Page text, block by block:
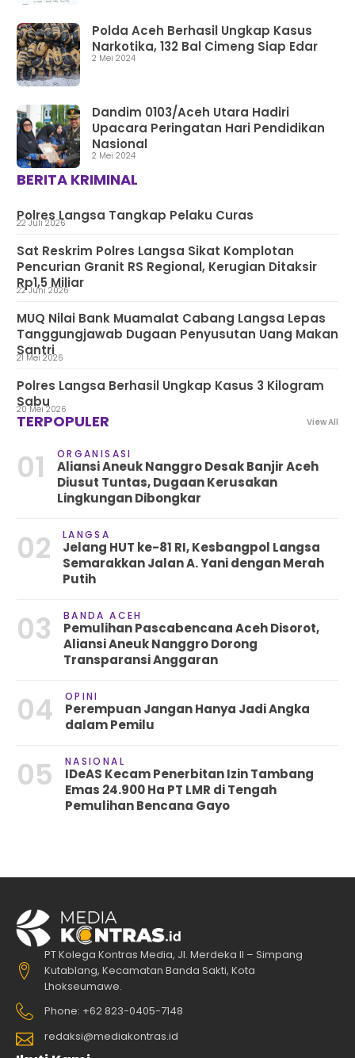
Polda Aceh Berhasil Ungkap Kasus
Narkotika, 132 Bal Cimeng Siap Edar
2 Mei 2024
Dandim 0103/Aceh Utara Hadiri
Upacara Peringatan Hari Pendidikan
Nasional
2 Mei 2024
BERITA KRIMINAL
Polres Langsa Tangkap Pelaku Curas
22 Juli 2026
Sat Reskrim Polres Langsa Sikat Komplotan
Pencurian Granit RS Regional, Kerugian Ditaksir
Rp1,5 Miliar
22 Juni 2026
MUQ Nilai Bank Muamalat Cabang Langsa Lepas
Tanggungjawab Dugaan Penyusutan Uang Makan
Santri
21 Mei 2026
Polres Langsa Berhasil Ungkap Kasus 3 Kilogram
Sabu20 Mei 2026
TERPOPULER View All
01 ORGANISASI
Aliansi Aneuk Nanggro Desak Banjir Aceh
Diusut Tuntas, Dugaan Kerusakan
Lingkungan Dibongkar
02 LANGSA
Jelang HUT ke-81 RI, Kesbangpol Langsa
Semarakkan Jalan A. Yani dengan Merah
Putih
03 BANDA ACEH
Pemulihan Pascabencana Aceh Disorot,
Aliansi Aneuk Nanggro Dorong
Transparansi Anggaran
04 OPINI
Perempuan Jangan Hanya Jadi Angka
dalam Pemilu
05 NASIONAL
IDeAS Kecam Penerbitan Izin Tambang
Emas 24.900 Ha PT LMR di Tengah
Pemulihan Bencana Gayo
PT Kolega Kontras Media, Jl. Merdeka II – Simpang
Kutablang, Kecamatan Banda Sakti, Kota
Lhokseumawe.
Phone: +62 823-0405-7148
redaksi@mediakontras.id